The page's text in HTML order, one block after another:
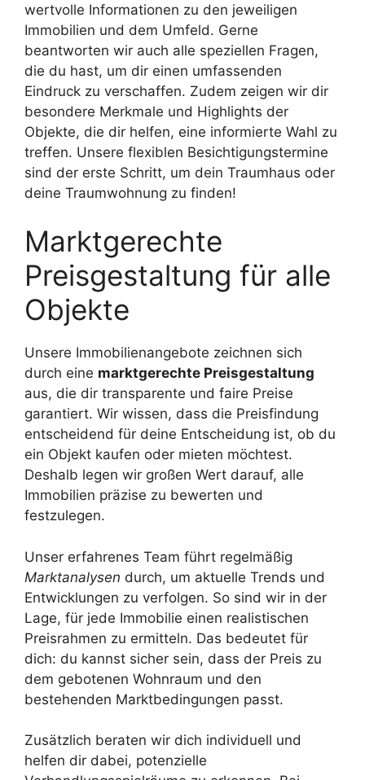
wertvolle Informationen zu den jeweiligen
Immobilien und dem Umfeld. Gerne
beantworten wir auch alle speziellen Fragen,
die du hast, um dir einen umfassenden
Eindruck zu verschaffen. Zudem zeigen wir dir
besondere Merkmale und Highlights der
Objekte, die dir helfen, eine informierte Wahl zu
treffen. Unsere flexiblen Besichtigungstermine
sind der erste Schritt, um dein Traumhaus oder
deine Traumwohnung zu finden!
Marktgerechte
Preisgestaltung für alle
Objekte
Unsere Immobilienangebote zeichnen sich
durch eine marktgerechte Preisgestaltung
aus, die dir transparente und faire Preise
garantiert. Wir wissen, dass die Preisfindung
entscheidend für deine Entscheidung ist, ob du
ein Objekt kaufen oder mieten möchtest.
Deshalb legen wir großen Wert darauf, alle
Immobilien präzise zu bewerten und
festzulegen.
Unser erfahrenes Team führt regelmäßig
Marktanalysen durch, um aktuelle Trends und
Entwicklungen zu verfolgen. So sind wir in der
Lage, für jede Immobilie einen realistischen
Preisrahmen zu ermitteln. Das bedeutet für
dich: du kannst sicher sein, dass der Preis zu
dem gebotenen Wohnraum und den
bestehenden Marktbedingungen passt.
Zusätzlich beraten wir dich individuell und
helfen dir dabei, potenzielle